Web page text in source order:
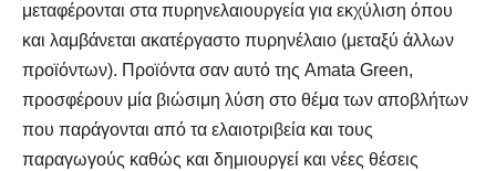
μεταφέρονται στα πυρηνελαιουργεία για εκχύλιση όπου
και λαμβάνεται ακατέργαστο πυρηνέλαιο (μεταξύ άλλων
προϊόντων). Προϊόντα σαν αυτό της Amata Green,
προσφέρουν μία βιώσιμη λύση στο θέμα των αποβλήτων
που παράγονται από τα ελαιοτριβεία και τους
παραγωγούς καθώς και δημιουργεί και νέες θέσεις